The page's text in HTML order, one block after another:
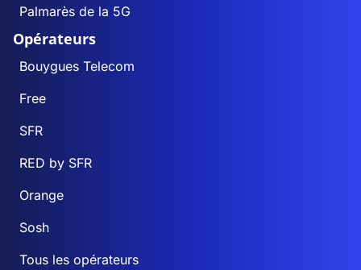
Palmarès de la 5G
Opérateurs
Bouygues Telecom
Free
SFR
RED by SFR
Orange
Sosh
Tous les opérateurs